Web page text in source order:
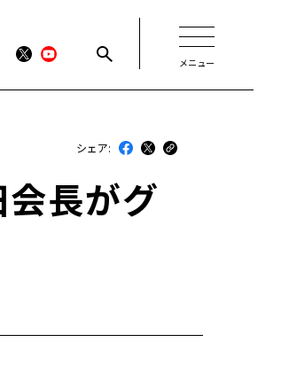
メニュー
近のトヨタ
シェア:
長がグ